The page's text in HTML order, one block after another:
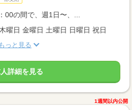
00の間で、週1日〜、...
曜日 金曜日 土曜日 日曜日 祝日
もっと見る
詳細を見る
1週間以内公開